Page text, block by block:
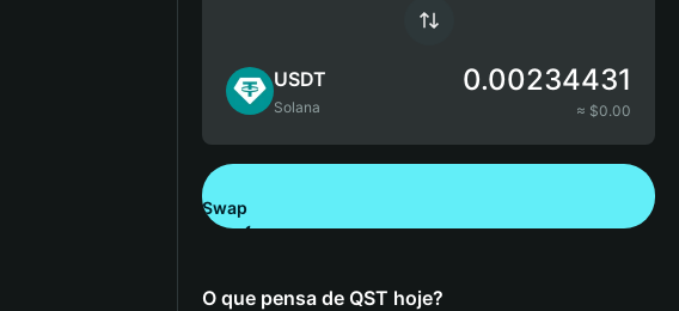
USDT
Solana
0.00234431
≈ $0.00
Swap
O que pensa de QST hoje?